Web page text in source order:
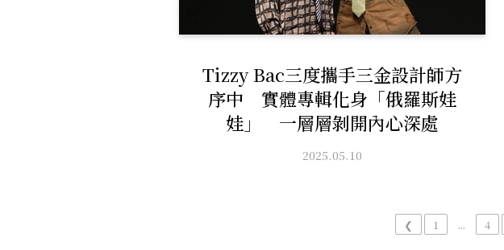
Tizzy Bac三度攜手三金設計師方
序中 實體專輯化身「俄羅斯娃
娃」 一層層剝開內心深處
2025.05.10
❮ 1 ... 4